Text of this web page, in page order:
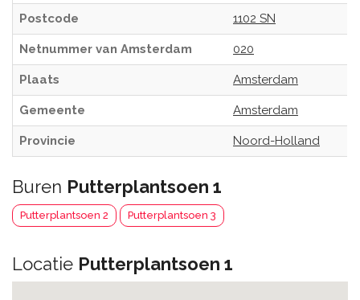
Postcode 1102 SN
Netnummer van Amsterdam 020
Plaats Amsterdam
Gemeente Amsterdam
Provincie Noord-Holland
Buren Putterplantsoen 1
Putterplantsoen 2 Putterplantsoen 3
Locatie Putterplantsoen 1